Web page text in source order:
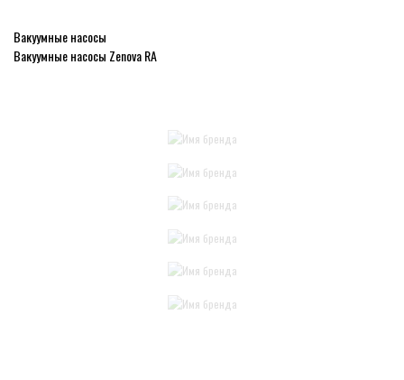
Вакуумные насосы
Вакуумные насосы Zenova RA